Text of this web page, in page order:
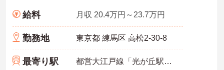
給料 月収 20.4万円～23.7万円
勤務地 東京都 練馬区 高松2-30-8
最寄り駅 都営大江戸線「光が丘駅」徒歩16分